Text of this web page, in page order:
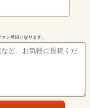
ン登録となります。